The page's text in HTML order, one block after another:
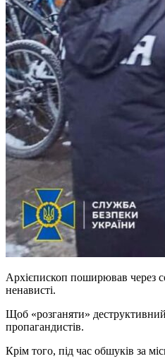
Архієпископ поширював через
ненависті.
Щоб «розганяти»
пропагандистів.
Крім того, під час обшуків за